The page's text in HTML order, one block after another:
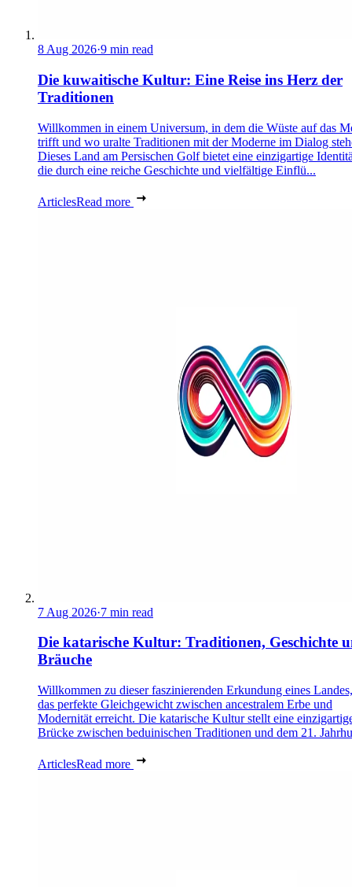
8 Aug 2026·9 min read
Die kuwaitische Kultur: Eine Reise ins Herz der
Traditionen
Willkommen in einem Universum, in dem die Wüste auf das
trifft und wo uralte Traditionen mit der Moderne im Dialog
Dieses Land am Persischen Golf bietet eine einzigartige
die durch eine reiche Geschichte und vielfältige Einflü...
ArticlesRead more
7 Aug 2026·7 min read
Die katarische Kultur: Traditionen, Geschichte
Bräuche
Willkommen zu dieser faszinierenden Erkundung eines
das perfekte Gleichgewicht zwischen ancestralem Erbe und
Modernität erreicht. Die katarische Kultur stellt eine
Brücke zwischen beduinischen Traditionen und dem 21.
ArticlesRead more